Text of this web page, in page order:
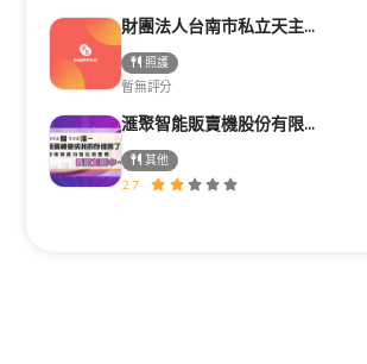
財團法人台南市私立天主教瑞復益智中心
照護
暫無評分
滙聚智能販賣機股份有限公司
其他
2.7